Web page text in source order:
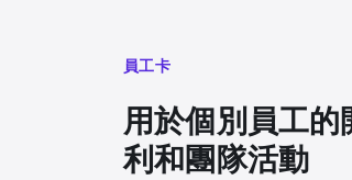
員工卡
用於個別員工
利和團隊活動